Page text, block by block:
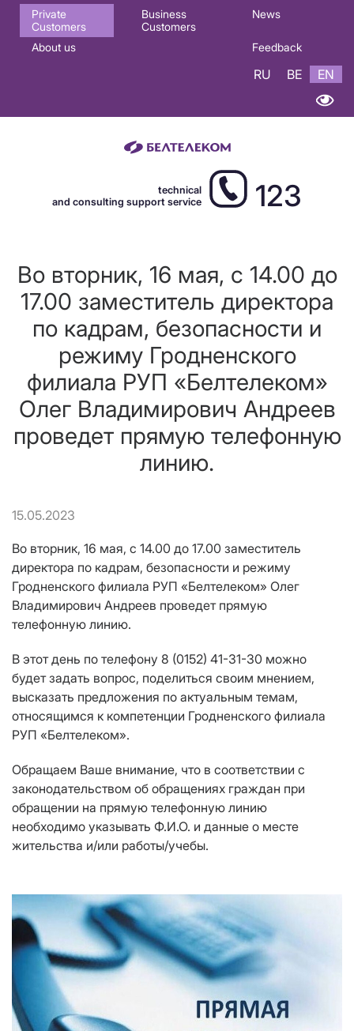
Основная
навигация
Private
Customers
Business
Customers
News
About us Feedback
RU BE EN
technical
and consulting support service
123
Во вторник, 16 мая, с 14.00 до
17.00 заместитель директора
по кадрам, безопасности и
режиму Гродненского
филиала РУП «Белтелеком»
Олег Владимирович Андреев
проведет прямую телефонную
линию.
15.05.2023
Во вторник, 16 мая, с 14.00 до 17.00 заместитель
директора по кадрам, безопасности и режиму
Гродненского филиала РУП «Белтелеком» Олег
Владимирович Андреев проведет прямую
телефонную линию.
В этот день по телефону 8 (0152) 41-31-30 можно
будет задать вопрос, поделиться своим мнением,
высказать предложения по актуальным темам,
относящимся к компетенции Гродненского филиала
РУП «Белтелеком».
Обращаем Ваше внимание, что в соответствии с
законодательством об обращениях граждан при
обращении на прямую телефонную линию
необходимо указывать Ф.И.О. и данные о месте
жительства и/или работы/учебы.